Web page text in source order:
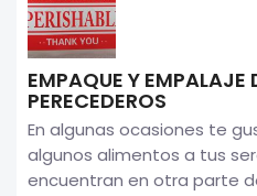
EMPAQUE Y EMPALAJE
PERECEDEROS
En algunas ocasiones te
algunos alimentos a tus
encuentran en otra parte